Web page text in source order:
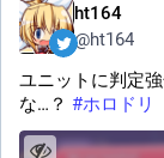
ht164
@ht164
ユニットに判定
な…？ #ホロドリ